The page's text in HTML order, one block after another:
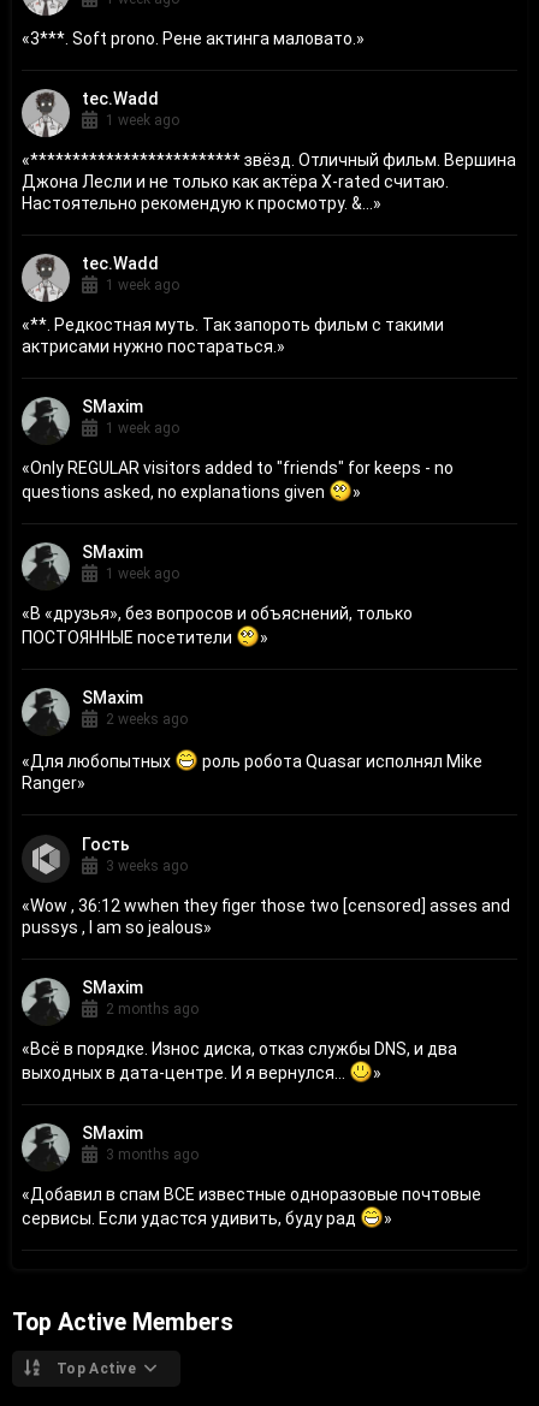
«3***. Soft prono. Рене актинга маловато. »
«************************* звёзд. Отличный фильм. Вершина
Джона Лесли и не только как актёра X-rated считаю.
Настоятельно рекомендую к просмотру. &... »
tec.Wadd
1 week ago
«**. Редкостная муть. Так запороть фильм с такими
актрисами нужно постараться. »
tec.Wadd
1 week ago
«Only REGULAR visitors added to "friends" for keeps - no
questions asked, no explanations given
»
SMaxim
1 week ago
«В «друзья», без вопросов и объяснений, только
ПОСТОЯННЫЕ посетители
»
SMaxim
1 week ago
«Для любопытных
роль робота Quasar исполнял Mike
Ranger»
SMaxim
2 weeks ago
«Wow , 36:12 wwhen they figer those two [censored] asses and
pussys , I am so jealous»
Гость
3 weeks ago
«Всё в порядке. Износ диска, отказ службы DNS, и два
выходных в дата-центре. И я вернулся...
»
SMaxim
2 months ago
«Добавил в спам ВСЕ известные одноразовые почтовые
сервисы. Если удастся удивить, буду рад
»
SMaxim
3 months ago
Top Active Members
Top Active